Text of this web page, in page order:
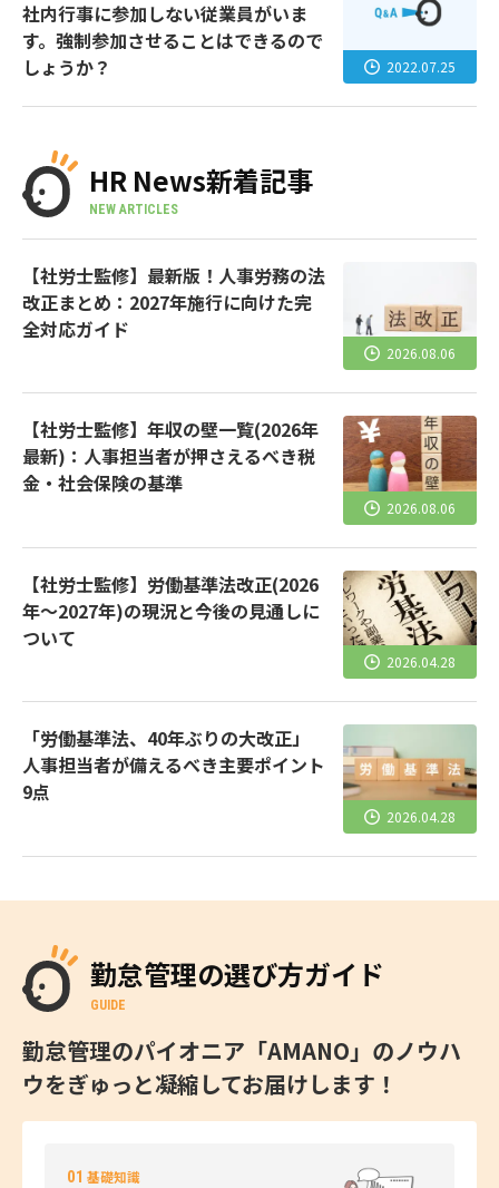
社内行事に参加しない従業員がいま
す。強制参加させることはできるので
しょうか？
2022.07.25
HR News新着記事
NEW ARTICLES
【社労士監修】最新版！人事労務の法
改正まとめ：2027年施行に向けた完
全対応ガイド
2026.08.06
【社労士監修】年収の壁一覧(2026年
最新)：人事担当者が押さえるべき税
金・社会保険の基準
2026.08.06
【社労士監修】労働基準法改正(2026
年～2027年)の現況と今後の見通しに
ついて
2026.04.28
「労働基準法、40年ぶりの大改正」
人事担当者が備えるべき主要ポイント
9点
2026.04.28
勤怠管理の選び方ガイド
GUIDE
勤怠管理のパイオニア「AMANO」のノウハ
ウをぎゅっと凝縮してお届けします！
01 基礎知識